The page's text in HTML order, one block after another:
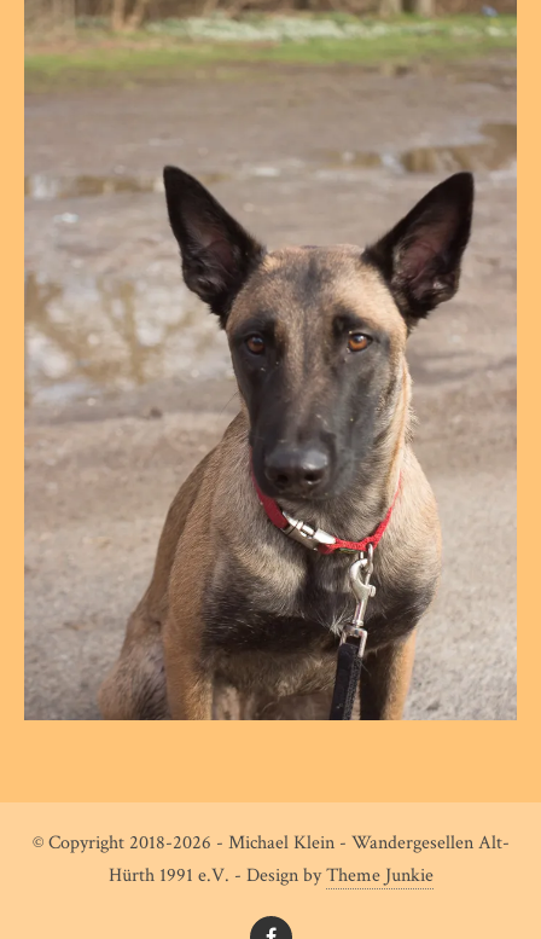
© Copyright 2018-2026 - Michael Klein - Wandergesellen Alt-
Hürth 1991 e.V. - Design byTheme Junkie